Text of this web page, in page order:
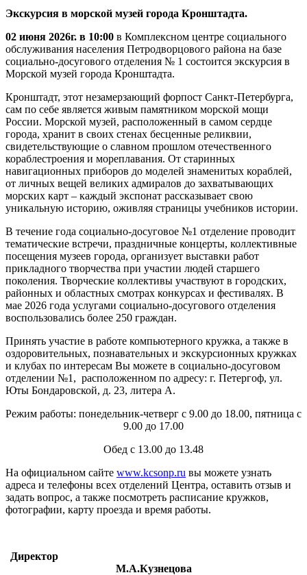
Экскурсия в морской музей города Кронштадта.
02 июня 2026г. в 10:00 в Комплексном центре социального
обслуживания населения Петродворцового района на базе
социально-досугового отделения № 1 состоится экскурсия в
Морской музей города Кронштадта.
Кронштадт, этот незамерзающий форпост Санкт-Петербурга,
сам по себе является живым памятником морской мощи
России. Морской музей, расположенный в самом сердце
города, хранит в своих стенах бесценные реликвии,
свидетельствующие о славном прошлом отечественного
кораблестроения и мореплавания. От старинных
навигационных приборов до моделей знаменитых кораблей,
от личных вещей великих адмиралов до захватывающих
морских карт – каждый экспонат рассказывает свою
уникальную историю, оживляя страницы учебников истории.
В течение года социально-досуговое №1 отделение проводит
тематические встречи, праздничные концерты, коллективные
посещения музеев города, организует выставки работ
прикладного творчества при участии людей старшего
поколения. Творческие коллективы участвуют в городских,
районных и областных смотрах конкурсах и фестивалях. В
мае 2026 года услугами социально-досугового отделения
воспользовались более 250 граждан.
Принять участие в работе компьютерного кружка, а также в
оздоровительных, познавательных и экскурсионных кружках
и клубах по интересам Вы можете в социально-досуговом
отделении №1, расположенном по адресу: г. Петергоф, ул.
Юты Бондаровской, д. 23, литера А.
Режим работы: понедельник-четверг с 9.00 до 18.00, пятница с
9.00 до 17.00
Обед с 13.00 до 13.48
На официальном сайте www.kcsonp.ru вы можете узнать
адреса и телефоны всех отделений Центра, оставить отзыв и
задать вопрос, а также посмотреть расписание кружков,
фотографии, карту проезда и время работы.
Директор
М.А.Кузнецова